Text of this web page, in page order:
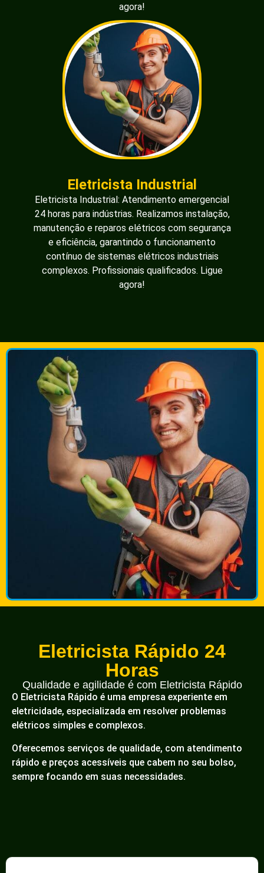
agora!
Eletricista Industrial
Eletricista Industrial: Atendimento emergencial
24 horas para indústrias. Realizamos instalação,
manutenção e reparos elétricos com segurança
e eficiência, garantindo o funcionamento
contínuo de sistemas elétricos industriais
complexos. Profissionais qualificados. Ligue
agora!
Eletricista Rápido 24
Horas
Qualidade e agilidade é com Eletricista Rápido
O Eletricista Rápido é uma empresa experiente em
eletricidade, especializada em resolver problemas
elétricos simples e complexos.
Oferecemos serviços de qualidade, com atendimento
rápido e preços acessíveis que cabem no seu bolso,
sempre focando em suas necessidades.